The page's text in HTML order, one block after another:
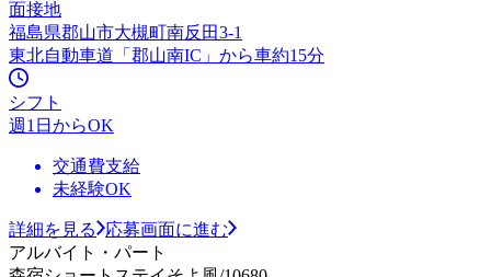
面接地
福島県郡山市大槻町南反田3-1
東北自動車道「郡山南IC」から車約15分
シフト
週1日からOK
交通費支給
未経験OK
詳細を見る
応募画面に進む
アルバイト・パート